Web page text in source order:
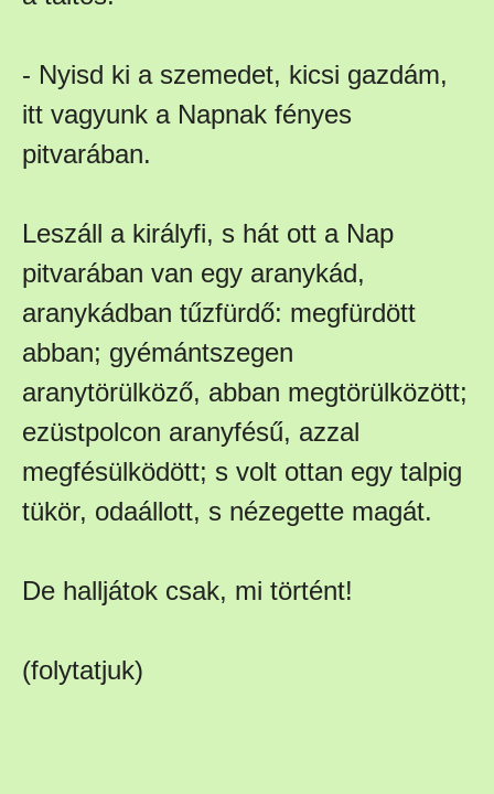
- Nyisd ki a szemedet, kicsi gazdám,
itt vagyunk a Napnak fényes
pitvarában.
Leszáll a királyfi, s hát ott a Nap
pitvarában van egy aranykád,
aranykádban tűzfürdő: megfürdött
abban; gyémántszegen
aranytörülköző, abban megtörülközött;
ezüstpolcon aranyfésű, azzal
megfésülködött; s volt ottan egy talpig
tükör, odaállott, s nézegette magát.
De halljátok csak, mi történt!
(folytatjuk)